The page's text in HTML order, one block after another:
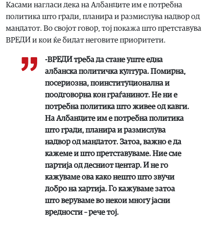
Касами нагласи дека на Албанците им е потребна
политика што гради, планира и размислува надвор од
мандатот. Во својот говор, тој покажа што претставува
ВРЕДИ и кои ќе бидат неговите приоритети.
-ВРЕДИ треба да стане уште една
албанска политичка култура. Помирна,
посериозна, поинституционална и
поодговорна кон граѓанинот. Не ни е
потребна политика што живее од кавги.
На Албанците им е потребна политика
што гради, планира и размислува
надвор од мандатот. Затоа, важно е да
кажеме и што претставуваме. Ние сме
партија од десниот центар. И не го
кажуваме ова како нешто што звучи
добро на хартија. Го кажуваме затоа
што веруваме во некои многу јасни
вредности – рече тој.